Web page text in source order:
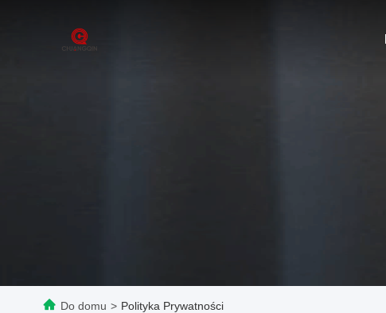
Do domu > Polityka Prywatności